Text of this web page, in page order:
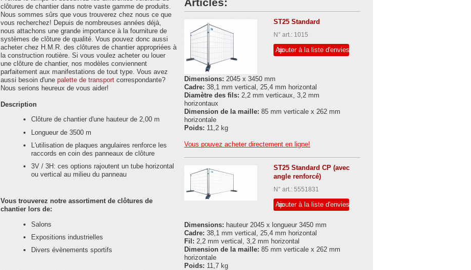
clôtures de chantier dans notre vaste gamme de produits.
Nous sommes sûrs que vous trouverez chez nous ce que
vous recherchez! Depuis de nombreuses années déjà,
nous attachons une grande importance à la fourniture de
systèmes de clôture de qualité. Vous pouvez donc aussi
acheter chez H.M.R. des clôtures de chantier appropriées à
la construction routière. Si vous voulez acheter ou louer
une clôture de chantier, nos modèles conviennent
parfaitement aux manifestations de tout type. Vous avez
aussi besoin d'une palette de transport correspondante?
Nous serions heureux de vous aider!
Description
Clôture de chantier d'une hauteur de 2,00 m
Longueur de 3500 m
L'utilisation de plaques angulaires renforce les
raccords en coin des panneaux de clôture
3V / 3H: ces options rajoutent un tube horizontal
ou vertical au milieu du panneau
Vous trouverez notre assortiment de clôtures de
chantier lors de:
Salons
Expositions industrielles
Divers évènements sportifs
Articles:
ST25 Standard
N° art.: 1015
Ajouter à la liste d'envies
Dimensions: 2045 x 3450 mm
Cadre: 38,1 mm vertical, 25,4 mm horizontal
Diamètre des fils: 2,2 mm verticaux, 3,2 mm
horizontaux
Dimension de la maille: 85 mm verticale x 262 mm
horizontale
Poids: 11,2 kg
Vous pouvez acheter directement en ligne!
ST25 Standard CP (avec
angle renforcé)
N° art.: 5551831
Ajouter à la liste d'envies
Dimensions: hauteur 2045 x longueur 3450 mm
Cadre: 38,1 mm vertical, 25,4 mm horizontal
Fil: 2,2 mm vertical, 3,2 mm horizontal
Dimension de la maille: 85 mm verticale x 262 mm
horizontale
Poids: 11,7 kg